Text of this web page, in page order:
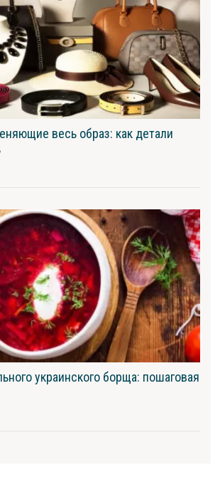
весь образ: как детали
украинского борща: пошаговая